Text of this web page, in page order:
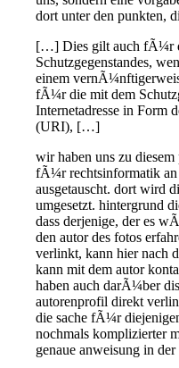
dort unter den punkten,
[…] Dies gilt auch fÃ¼r
Schutzgegenstandes,
einem
fÃ¼r die mit dem
Internetadresse in Form
(URI), […]
wir haben uns zu
fÃ¼r rechtsinformatik
ausgetauscht. dort wird
umgesetzt. hintergrund
dass derjenige, der es
den autor des fotos
verlinkt, kann hier nach
kann mit dem autor
haben auch darÃ¼ber
autorenprofil direkt
die sache fÃ¼r
nochmals komplizierter
genaue anweisung in